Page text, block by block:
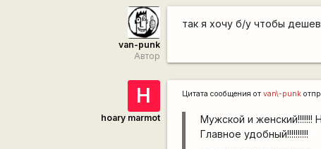
van-punk
Автор
так я хочу б/у чтобы
H
hoary marmot
Цитата сообщения отvan\-punk
Мужской и женский!!!!!!!
Главное удобный!!!!!!!!!!